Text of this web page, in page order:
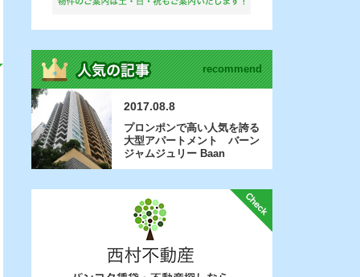
recommend
2017.08.8
プロンポンで高い人気を誇る
大型アパートメント バーン
ジャムジュリー Baan
Jamjuree